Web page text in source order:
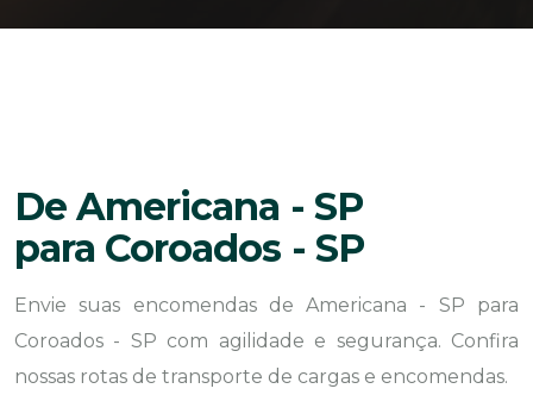
De Americana - SP
para Coroados - SP
Envie suas encomendas de Americana - SP para
Coroados - SP com agilidade e segurança. Confira
nossas rotas de transporte de cargas e encomendas.